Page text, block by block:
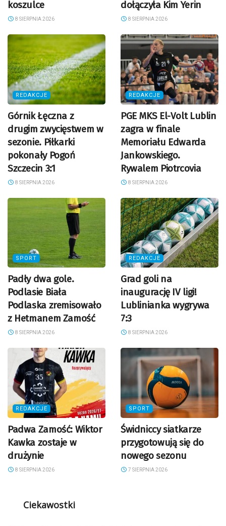
koszulce
8 SIERPNIA 2026
dołączyła Kim Yerin
8 SIERPNIA 2026
REDAKCJE
Górnik Łęczna z
drugim zwycięstwem w
sezonie. Piłkarki
pokonały Pogoń
Szczecin 3:1
8 SIERPNIA 2026
REDAKCJE
PGE MKS El-Volt Lublin
zagra w finale
Memoriału Edwarda
Jankowskiego.
Rywalem Piotrcovia
8 SIERPNIA 2026
SPORT
Padły dwa gole.
Podlasie Biała
Podlaska zremisowało
z Hetmanem Zamość
8 SIERPNIA 2026
REDAKCJE
Grad goli na
inaugurację IV ligi!
Lublinianka wygrywa
7:3
8 SIERPNIA 2026
REDAKCJE
Padwa Zamość: Wiktor
Kawka zostaje w
drużynie
8 SIERPNIA 2026
SPORT
Świdniccy siatkarze
przygotowują się do
nowego sezonu
7 SIERPNIA 2026
Ciekawostki